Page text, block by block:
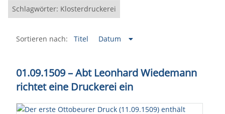
Schlagwörter: Klosterdruckerei
Sortieren nach: Titel Datum
01.09.1509 – Abt Leonhard Wiedemann
richtet eine Druckerei ein